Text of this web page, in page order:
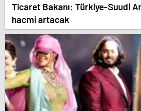
Ticaret Bakanı: Türkiye-Suudi
hacmi artacak